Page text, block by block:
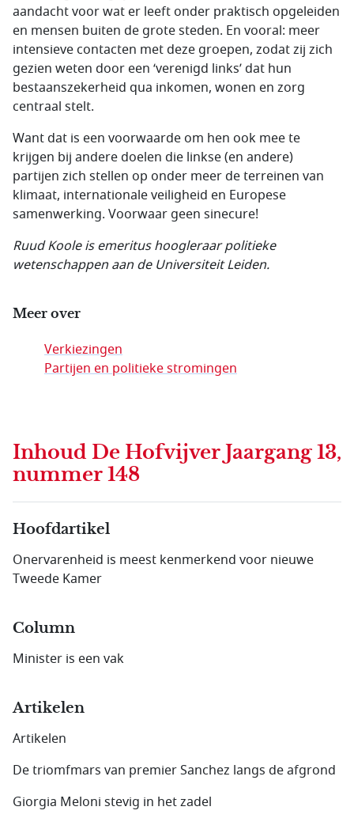
aandacht voor wat er leeft onder praktisch opgeleiden
en mensen buiten de grote steden. En vooral: meer
intensieve contacten met deze groepen, zodat zij zich
gezien weten door een ‘verenigd links’ dat hun
bestaanszekerheid qua inkomen, wonen en zorg
centraal stelt.
Want dat is een voorwaarde om hen ook mee te
krijgen bij andere doelen die linkse (en andere)
partijen zich stellen op onder meer de terreinen van
klimaat, internationale veiligheid en Europese
samenwerking. Voorwaar geen sinecure!
Ruud Koole is emeritus hoogleraar politieke
wetenschappen aan de Universiteit Leiden.
Meer over
Verkiezingen
Partijen en politieke stromingen
Inhoud De Hofvijver Jaargang 13,
nummer 148
Hoofdartikel
Onervarenheid is meest kenmerkend voor nieuwe
Tweede Kamer
Column
Minister is een vak
Artikelen
Artikelen
De triomfmars van premier Sanchez langs de afgrond
Giorgia Meloni stevig in het zadel